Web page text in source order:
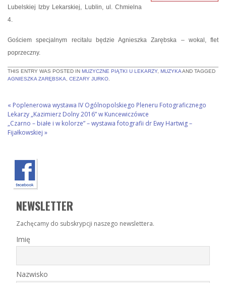
Lubelskiej Izby Lekarskiej, Lublin, ul. Chmielna
4.
Gościem specjalnym recitalu będzie Agnieszka Zarębska – wokal, flet
poprzeczny.
THIS ENTRY WAS POSTED IN MUZYCZNE PIĄTKI U LEKARZY, MUZYKAAND TAGGED
AGNIESZKA ZARĘBSKA, CEZARY JURKO.
« Poplenerowa wystawa IV Ogólnopolskiego Pleneru Fotograficznego
Lekarzy „Kazimierz Dolny 2016” w Kuncewiczówce
„Czarno – białe i w kolorze” – wystawa fotografii dr Ewy Hartwig –
Fijałkowskiej »
NEWSLETTER
Zachęcamy do subskrypcji naszego newslettera.
Imię
Nazwisko